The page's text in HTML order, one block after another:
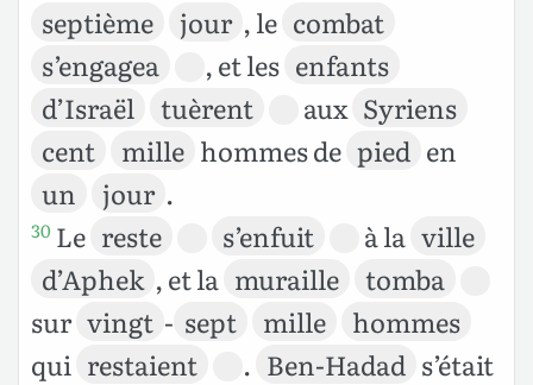
septième
jour , le combat
s’engagea
, et les enfants
d’Israël
tuèrent aux Syriens
cent
mille hommes de pied en
un
jour .
30 Le reste s’enfuit à la ville
d’Aphek , et la muraille
tomba
sur vingt - sept mille
hommes
qui restaient . Ben-Hadad s’était